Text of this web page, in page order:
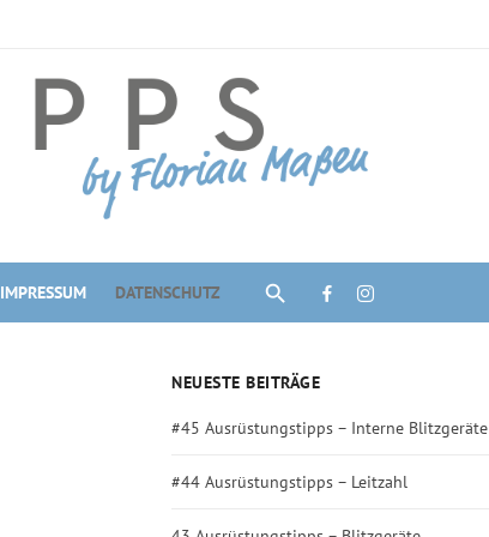
IMPRESSUM DATENSCHUTZ
NEUESTE BEITRÄGE
#45 Ausrüstungstipps – Interne Blitzgeräte
#44 Ausrüstungstipps – Leitzahl